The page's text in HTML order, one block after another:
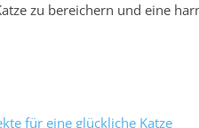
zu bereichern und eine
für eine glückliche Katze